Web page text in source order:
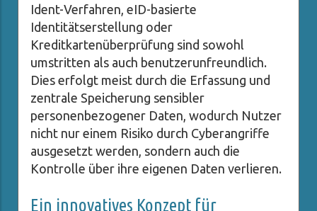
Ident-Verfahren, eID-basierte
Identitätserstellung oder
Kreditkartenüberprüfung sind sowohl
umstritten als auch benutzerunfreundlich.
Dies erfolgt meist durch die Erfassung und
zentrale Speicherung sensibler
personenbezogener Daten, wodurch Nutzer
nicht nur einem Risiko durch Cyberangriffe
ausgesetzt werden, sondern auch die
Kontrolle über ihre eigenen Daten verlieren.
Ein innovatives Konzept für